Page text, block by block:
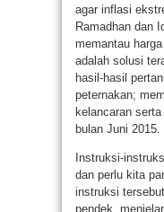
agar inflasi
Ramadhan dan
memantau
adalah solusi
hasil-hasil
peternakan;
kelancaran
bulan Juni 2015.
Instruksi-
dan perlu kita
instruksi
pendek,